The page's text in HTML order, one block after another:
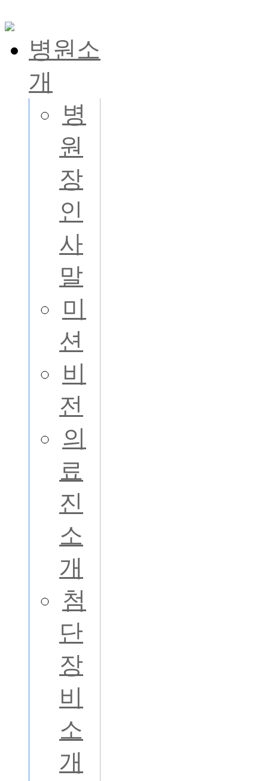
병원소
개
병
원
장
인
사
말
미
션
비
전
의
료
진
소
개
첨
단
장
비
소
개